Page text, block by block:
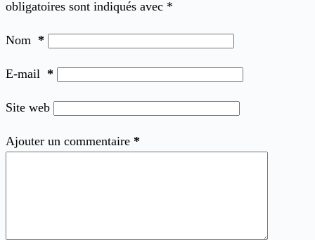
obligatoires sont indiqués avec *
Nom *
E-mail *
Site web
Ajouter un commentaire *